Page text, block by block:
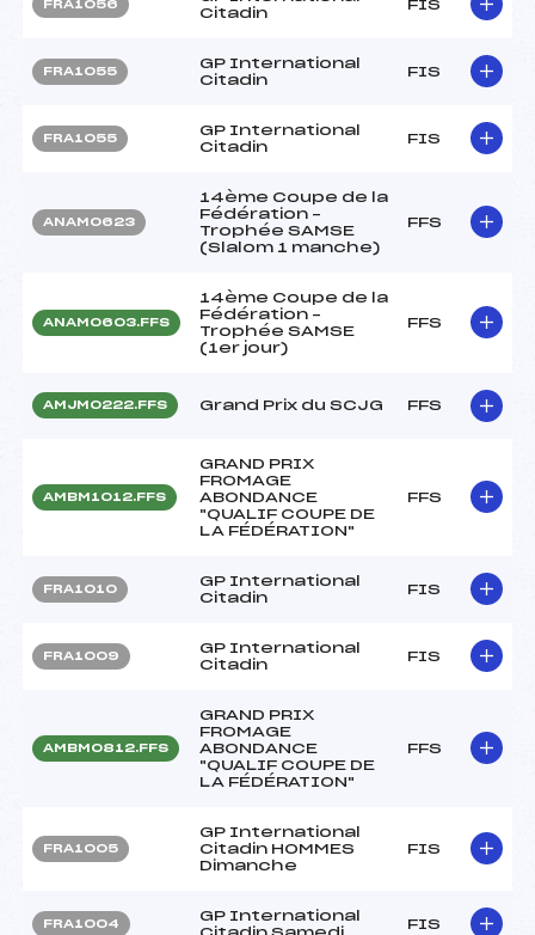
FRA1056
Citadin
FIS
FRA1055
GP International
Citadin
FIS
FRA1055
GP International
Citadin
FIS
ANAM0623
14ème Coupe de la
Fédération –
Trophée SAMSE
(Slalom 1 manche)
FFS
ANAM0603.FFS
14ème Coupe de la
Fédération –
Trophée SAMSE
(1er jour)
FFS
AMJM0222.FFS Grand Prix du SCJG FFS
AMBM1012.FFS
GRAND PRIX
FROMAGE
ABONDANCE
"QUALIF COUPE DE
LA FÉDÉRATION"
FFS
FRA1010
GP International
Citadin
FIS
FRA1009
GP International
Citadin
FIS
AMBM0812.FFS
GRAND PRIX
FROMAGE
ABONDANCE
"QUALIF COUPE DE
LA FÉDÉRATION"
FFS
FRA1005
GP International
Citadin HOMMES
Dimanche
FIS
FRA1004
GP International
Citadin Samedi
FIS